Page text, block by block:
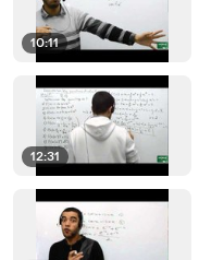
10:11
12:31